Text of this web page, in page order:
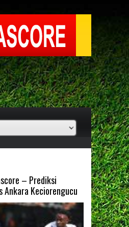
– Prediksi
Ankara Keciorengucu